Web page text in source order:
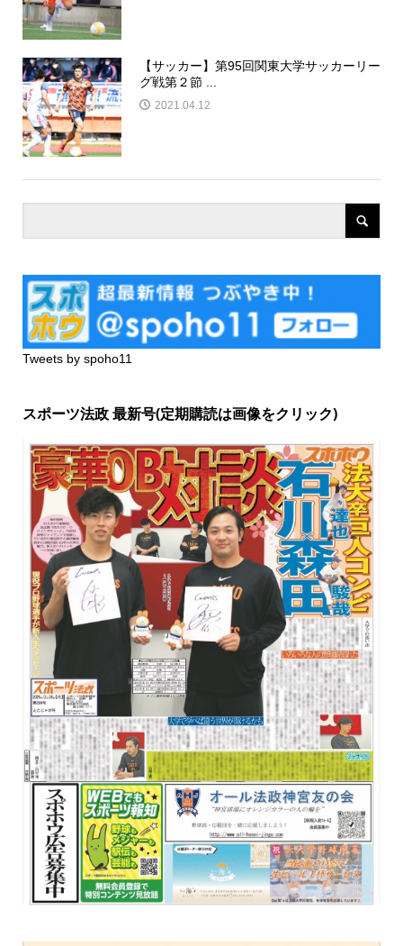
【サッカー】第95回関東大学サッカーリー
グ戦第２節 ...
2021.04.12
Tweets by spoho11
スポーツ法政 最新号(定期購読は画像をクリック)